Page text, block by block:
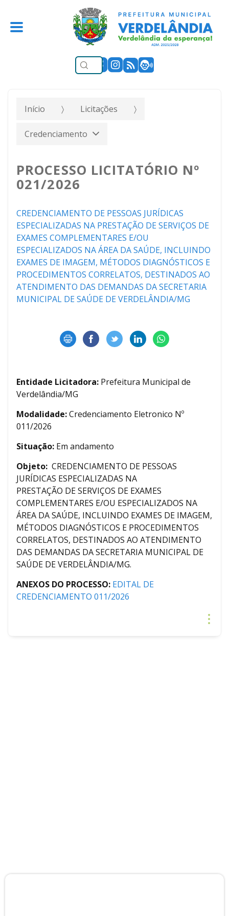
Início Licitações
Credenciamento
PROCESSO LICITATÓRIO Nº
021/2026
CREDENCIAMENTO DE PESSOAS JURÍDICAS
ESPECIALIZADAS NA PRESTAÇÃO DE SERVIÇOS DE
EXAMES COMPLEMENTARES E/OU
ESPECIALIZADOS NA ÁREA DA SAÚDE, INCLUINDO
EXAMES DE IMAGEM, MÉTODOS DIAGNÓSTICOS E
PROCEDIMENTOS CORRELATOS, DESTINADOS AO
ATENDIMENTO DAS DEMANDAS DA SECRETARIA
MUNICIPAL DE SAÚDE DE VERDELÂNDIA/MG
Entidade Licitadora: Prefeitura Municipal de
Verdelândia/MG
Modalidade:Credenciamento Eletronico Nº
011/2026
Situação: Em andamento
Objeto: CREDENCIAMENTO DE PESSOAS
JURÍDICAS ESPECIALIZADAS NA
PRESTAÇÃO DE SERVIÇOS DE EXAMES
COMPLEMENTARES E/OU ESPECIALIZADOS NA
ÁREA DA SAÚDE, INCLUINDO EXAMES DE IMAGEM,
MÉTODOS DIAGNÓSTICOS E PROCEDIMENTOS
CORRELATOS, DESTINADOS AO ATENDIMENTO
DAS DEMANDAS DA SECRETARIA MUNICIPAL DE
SAÚDE DE VERDELÂNDIA/MG.
ANEXOS DO PROCESSO: EDITAL DE
CREDENCIAMENTO 011/2026